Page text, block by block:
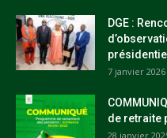
DGE :
7 janvier 2026
de retraite
28 janvier